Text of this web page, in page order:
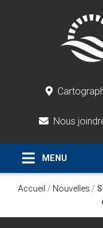
Nous
Accueil / Nouvelles /